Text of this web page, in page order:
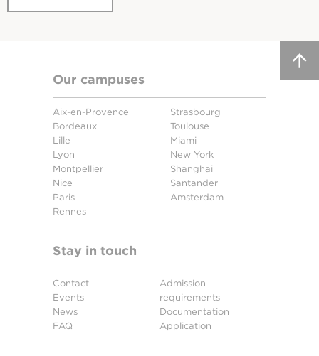
Our campuses
Aix-en-Provence
Bordeaux
Lille
Lyon
Montpellier
Nice
Paris
Rennes
Strasbourg
Toulouse
Miami
New York
Shanghai
Santander
Amsterdam
Stay in touch
Contact
Events
News
FAQ
Admission
requirements
Documentation
Application